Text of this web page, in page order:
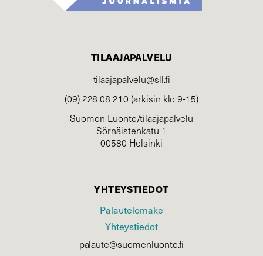
TILAAJAPALVELU
tilaajapalvelu@sll.fi
(09) 228 08 210 (arkisin klo 9-15)
Suomen Luonto/tilaajapalvelu
Sörnäistenkatu 1
00580 Helsinki
YHTEYSTIEDOT
Palautelomake
Yhteystiedot
palaute@suomenluonto.fi